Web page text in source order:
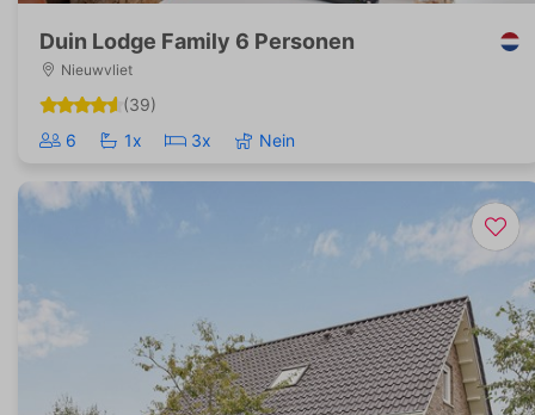
Duin Lodge Family 6 Personen
Nieuwvliet
(39)
6
1x 3x Nein